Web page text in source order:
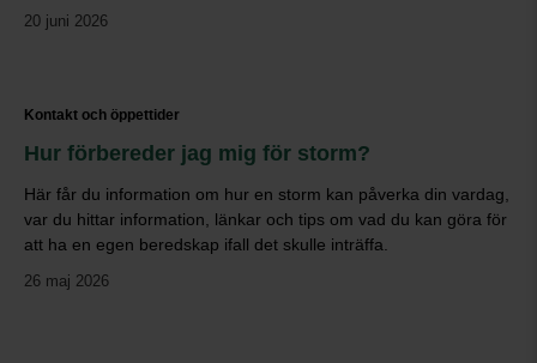
20 juni 2026
Kontakt och öppettider
Hur förbereder jag mig för storm?
Här får du information om hur en storm kan påverka din vardag,
var du hittar information, länkar och tips om vad du kan göra för
att ha en egen beredskap ifall det skulle inträffa.
26 maj 2026